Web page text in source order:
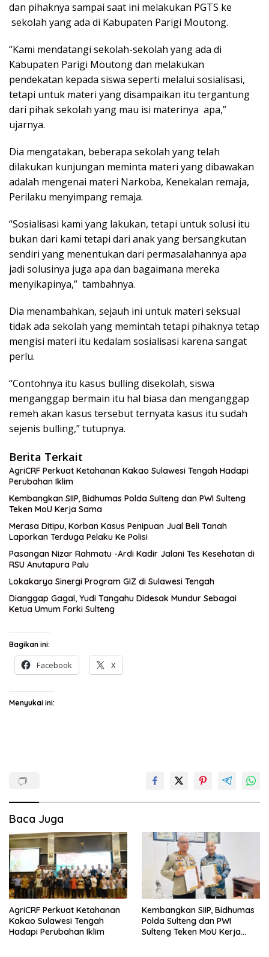
dan pihaknya sampai saat ini melakukan PGTS ke
sekolah yang ada di Kabupaten Parigi Moutong.
“Kami mendatangi sekolah-sekolah yang ada di
Kabupaten Parigi Moutong dan melakukan
pendekatan kepada siswa seperti melalui sosialisasi,
tetapi untuk materi yang disampaikan itu tergantung
dari pihak sekolah yang mau isi materinya apa,”
ujarnya.
Dia mengatakan, beberapa sekolah yang telah
dilakukan kunjungan meminta materi yang dibawakan
adalah mengenai materi Narkoba, Kenekalan remaja,
Perilaku menyimpang remaja.
“Sosialisasi kami yang lakukan, tetapi untuk solusi itu
bukan dari kami tetapi dari anak yang bersangkutan
sendiri yang menentukan dari permasalahannya apa
jadi solusinya juga apa dan bagaimana mereka
menyikapinya,” tambahnya.
Dia menambahkan, sejauh ini untuk materi seksual
tidak ada sekolah yang memintah tetapi pihaknya tetap
mengisi materi itu kedalam sosialisasi karena sangat
perlu.
“Contohnya itu kasus bulling disekolah, siswa
menganggap bermain itu hal biasa dan menganggap
remeh akan kasus tersebut ternyata kasus itu sudah
sejenis bulling,” tutupnya.
Berita Terkait
AgriCRF Perkuat Ketahanan Kakao Sulawesi Tengah Hadapi
Perubahan Iklim
Kembangkan SIIP, Bidhumas Polda Sulteng dan PWI Sulteng
Teken MoU Kerja Sama
Merasa Ditipu, Korban Kasus Penipuan Jual Beli Tanah
Laporkan Terduga Pelaku Ke Polisi
Pasangan Nizar Rahmatu -Ardi Kadir Jalani Tes Kesehatan di
RSU Anutapura Palu
Lokakarya Sinergi Program GIZ di Sulawesi Tengah
Dianggap Gagal, Yudi Tangahu Didesak Mundur Sebagai
Ketua Umum Forki Sulteng
Bagikan ini:
Facebook X
Menyukai ini:
Baca Juga
AgriCRF Perkuat Ketahanan
Kakao Sulawesi Tengah
Hadapi Perubahan Iklim
Kembangkan SIIP, Bidhumas
Polda Sulteng dan PWI
Sulteng Teken MoU Kerja